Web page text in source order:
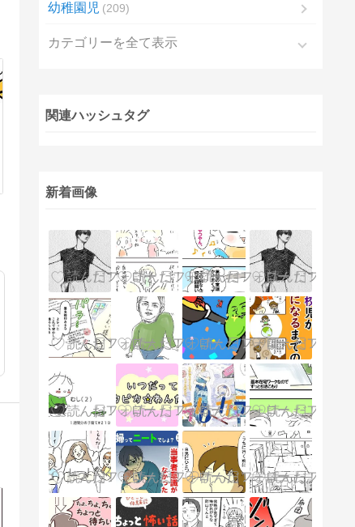
幼稚園児 209
カテゴリーを全て表示
関連ハッシュタグ
新着画像